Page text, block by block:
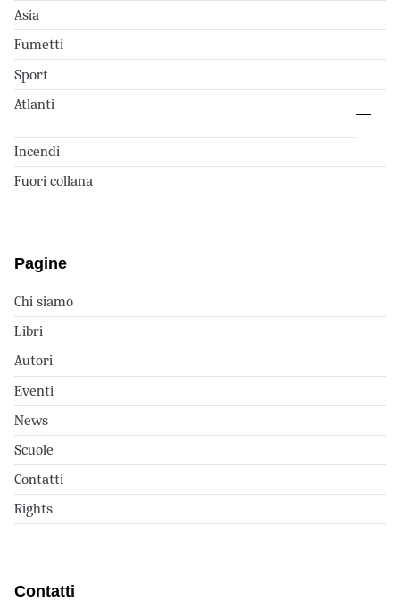
Asia
Fumetti
Sport
Atlanti
Incendi
Fuori collana
Pagine
Chi siamo
Libri
Autori
Eventi
News
Scuole
Contatti
Rights
Contatti